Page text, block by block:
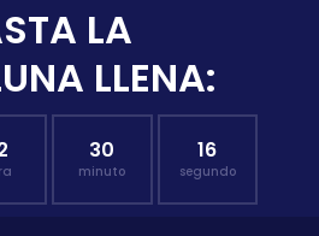
LA
LLENA:
30
minuto
15
segundo